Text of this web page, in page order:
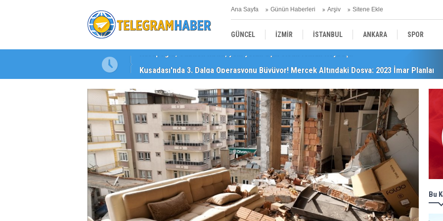
Ana Sayfa Günün Haberleri Arşiv Sitene Ekle
GÜNCEL İZMİR İSTANBUL ANKARA SPOR
POLİTİKA
Kuşadası'nda 3. Dalga Operasyonu Büyüyor! Mercek Altındaki Dosya: 2023 İmar Planları
Bu